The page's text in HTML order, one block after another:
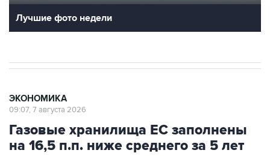
Лучшие фото недели
ЭКОНОМИКА
09:07, 7 августа 2026
Газовые хранилища ЕС заполнены
на 16,5 п.п. ниже среднего за 5 лет